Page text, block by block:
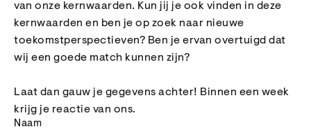
van onze kernwaarden. Kun jij je ook vinden in deze
kernwaarden en ben je op zoek naar nieuwe
toekomstperspectieven? Ben je ervan overtuigd dat
wij een goede match kunnen zijn?
Laat dan gauw je gegevens achter! Binnen een week
krijg je reactie van ons.
Naam